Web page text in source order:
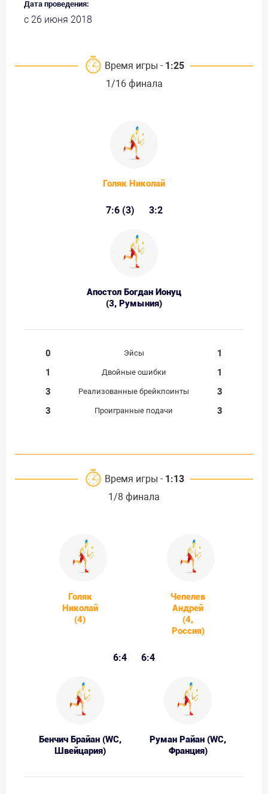
Дата проведения:
с 26 июня 2018
Время игры - 1:25
1/16 финала
Голяк Николай
7:6 (3) 3:2
Апостол Богдан Ионуц
(3, Румыния)
0 Эйсы
1
1
Двойные ошибки
1
3
Реализованные брейкпоинты
3
3
Проигранные подачи 3
Время игры - 1:13
1/8 финала
Голяк
Николай
(4)
Чепелев
Андрей
(4,
Россия)
6:4 6:4
Бенчич Брайан (WC,
Швейцария)
Руман Райан (WC,
Франция)